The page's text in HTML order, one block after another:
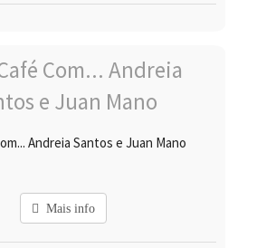
Andreia Santos e Juan Mano
Mais info